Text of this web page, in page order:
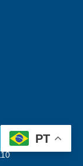
Cavalcanti,
PT